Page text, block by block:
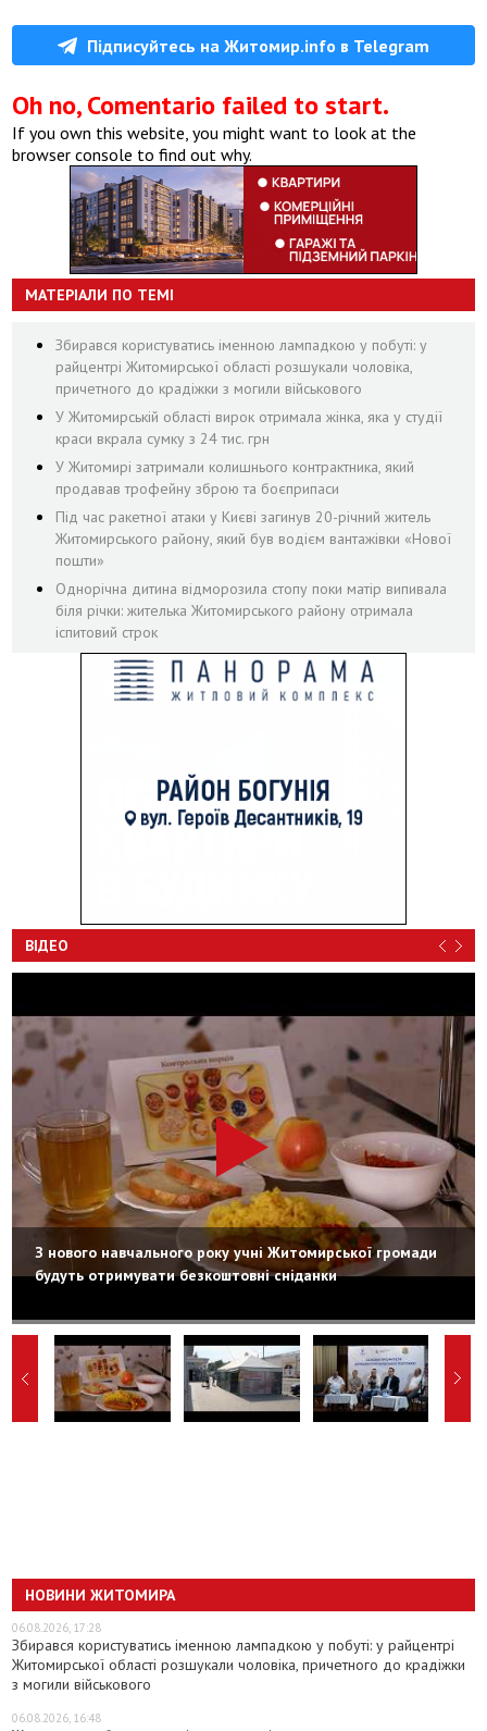
Підписуйтесь на Житомир.info в Telegram
Oh no, Comentario failed to start.
If you own this website, you might want to look at the
browser console to find out why.
МАТЕРІАЛИ ПО ТЕМІ
Збирався користуватись іменною лампадкою у побуті: у
райцентрі Житомирської області розшукали чоловіка,
причетного до крадіжки з могили військового
У Житомирській області вирок отримала жінка, яка у студії
краси вкрала сумку з 24 тис. грн
У Житомирі затримали колишнього контрактника, який
продавав трофейну зброю та боєприпаси
Під час ракетної атаки у Києві загинув 20-річний житель
Житомирського району, який був водієм вантажівки «Нової
пошти»
Однорічна дитина відморозила стопу поки матір випивала
біля річки: жителька Житомирського району отримала
іспитовий строк
ВІДЕО
З нового навчального року учні Житомирської громади
будуть отримувати безкоштовні сніданки
НОВИНИ ЖИТОМИРА
06.08.2026, 17:28
Збирався користуватись іменною лампадкою у побуті: у райцентрі
Житомирської області розшукали чоловіка, причетного до крадіжки
з могили військового
06.08.2026, 16:48